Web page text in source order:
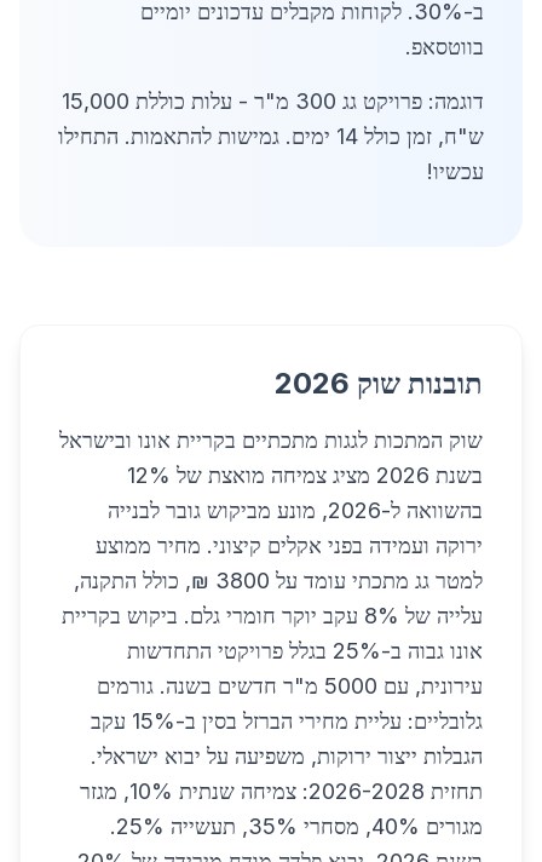
ב-30%. לקוחות מקבלים עדכונים יומיים
בווטסאפ.
דוגמה: פרויקט גג 300 מ"ר - עלות כוללת 15,000
ש"ח, זמן כולל 14 ימים. גמישות להתאמות. התחילו
עכשיו!
תובנות שוק 2026
שוק המתכות לגגות מתכתיים בקריית אונו ובישראל
בשנת 2026 מציג צמיחה מואצת של 12%
בהשוואה ל-2026, מונע מביקוש גובר לבנייה
ירוקה ועמידה בפני אקלים קיצוני. מחיר ממוצע
למטר גג מתכתי עומד על 3800 ₪, כולל התקנה,
עלייה של 8% עקב יוקר חומרי גלם. ביקוש בקריית
אונו גבוה ב-25% בגלל פרויקטי התחדשות
עירונית, עם 5000 מ"ר חדשים בשנה. גורמים
גלובליים: עליית מחירי הברזל בסין ב-15% עקב
הגבלות ייצור ירוקות, משפיעה על יבוא ישראלי.
תחזית 2026-2028: צמיחה שנתית 10%, מגזר
מגורים 40%, מסחרי 35%, תעשייה 25%.